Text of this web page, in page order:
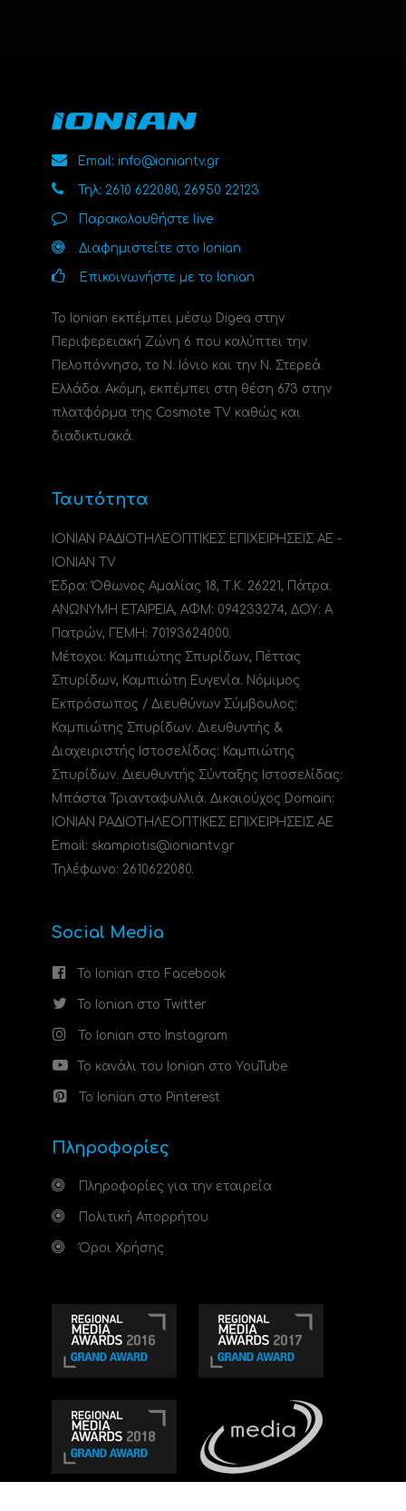
Email: info@ioniantv.gr
Τηλ: 2610 622080, 26950 22123
Παρακολουθήστε live
Διαφημιστείτε στο Ionian
Επικοινωνήστε με το Ionian
Το Ionian εκπέμπει μέσω Digea στην
Περιφερειακή Ζώνη 6 που καλύπτει την
Πελοπόννησο, το N. Ιόνιο και την Ν. Στερεά
Ελλάδα. Ακόμη, εκπέμπει στη θέση 673 στην
πλατφόρμα της Cosmote TV καθώς και
διαδικτυακά.
Ταυτότητα
ΙΟΝΙΑΝ ΡΑΔΙΟΤΗΛΕΟΠΤΙΚΕΣ ΕΠΙΧΕΙΡΗΣΕΙΣ ΑΕ -
IONIAN TV
Έδρα: Όθωνος Αμαλίας 18, Τ.Κ. 26221, Πάτρα.
ΑΝΩΝΥΜΗ ΕΤΑΙΡΕΙΑ, ΑΦΜ: 094233274, ΔΟΥ: A
Πατρών, ΓΕΜΗ: 70193624000.
Μέτοχοι: Καμπιώτης Σπυρίδων, Πέττας
Σπυρίδων, Καμπιώτη Ευγενία. Νόμιμος
Εκπρόσωπος / Διευθύνων Σύμβουλος:
Καμπιώτης Σπυρίδων. Διευθυντής &
Διαχειριστής Ιστοσελίδας: Καμπιώτης
Σπυρίδων. Διευθυντής Σύνταξης Ιστοσελίδας:
Μπάστα Τριανταφυλλιά. Δικαιούχος Domain:
ΙΟΝΙΑΝ ΡΑΔΙΟΤΗΛΕΟΠΤΙΚΕΣ ΕΠΙΧΕΙΡΗΣΕΙΣ ΑΕ
Email: skampiotis@ioniantv.gr
Τηλέφωνο: 2610622080.
Social Media
Το Ionian στο Facebook
Το Ionian στο Twitter
Το Ionian στο Instagram
Το κανάλι του Ionian στο YouTube
Το Ionian στο Pinterest
Πληροφορίες
Πληροφορίες για την εταιρεία
Πολιτική Απορρήτου
Όροι Χρήσης